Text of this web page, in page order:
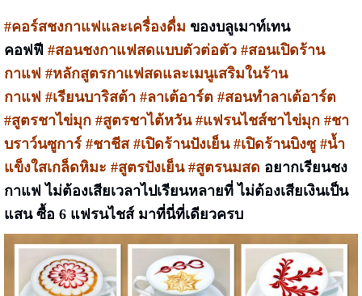
#คอร์สชงกาแฟและเครื่องดื่ม ของบลูเมาท์เทน
คอฟฟี #สอนชงกาแฟสดแบบตัวต่อตัว #สอนเปิดร้าน
กาแฟ #หลักสูตรกาแฟสดและเมนูเสริมในร้าน
กาแฟ #เรียนบาริสต้า #ลาเต้อาร์ต #สอนทำลาเต้อาร์ต
#สูตรชาไข่มุก #สูตรชาไต้หวัน #แฟรนไชส์ชาไข่มุก #ชา
บราว์นซูการ์ #ชาชีส #เปิดร้านปังเย็น #เปิดร้านบิงซู #น้ำ
แข็งใสเกล็ดหิมะ #สูตรปังเย็น #สูตรนมสด อยากเรียนชง
กาแฟ ไม่ต้องเสียเวลาไปเรียนหลายที่ ไม่ต้องเสียเงินเป็น
แสน ซื้อ 6 แฟรนไชส์ มาที่นี่ที่เดียวครบ